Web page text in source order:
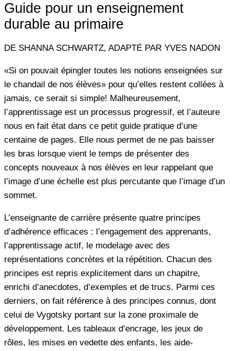
Guide pour un enseignement
durable au primaire
DE SHANNA SCHWARTZ, ADAPTÉ PAR YVES NADON
«Si on pouvait épingler toutes les notions enseignées sur
le chandail de nos élèves» pour qu’elles restent collées à
jamais, ce serait si simple! Malheureusement,
l’apprentissage est un processus progressif, et l’auteure
nous en fait état dans ce petit guide pratique d’une
centaine de pages. Elle nous permet de ne pas baisser
les bras lorsque vient le temps de présenter des
concepts nouveaux à nos élèves en leur rappelant que
l’image d’une échelle est plus percutante que l’image d’un
sommet.
L’enseignante de carrière présente quatre principes
d’adhérence efficaces : l’engagement des apprenants,
l’apprentissage actif, le modelage avec des
représentations concrètes et la répétition. Chacun des
principes est repris explicitement dans un chapitre,
enrichi d’anecdotes, d’exemples et de trucs. Parmi ces
derniers, on fait référence à des principes connus, dont
celui de Vygotsky portant sur la zone proximale de
développement. Les tableaux d’encrage, les jeux de
rôles, les mises en vedette des enfants, les aide-